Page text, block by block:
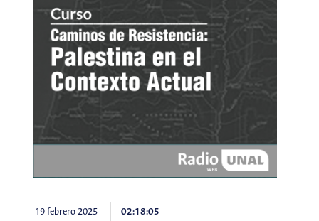
19 febrero 2025 02:18:05